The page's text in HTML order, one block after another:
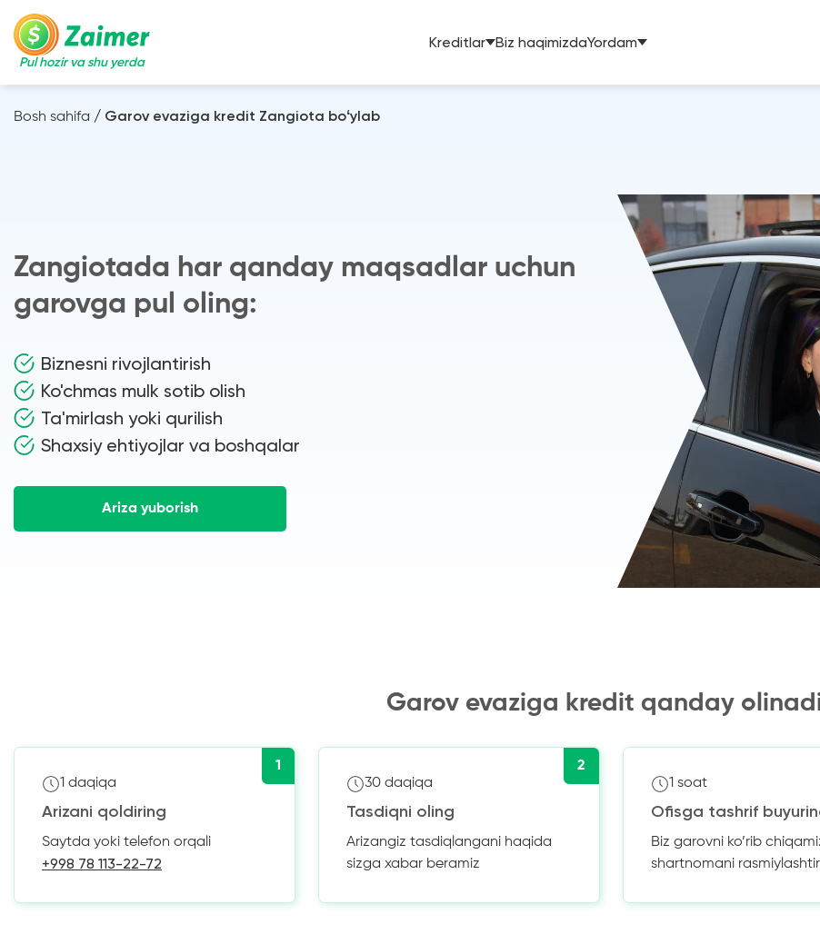
Pul hozir va shu yerda
Kreditlar Biz haqimizdaYordam
Bosh sahifa / Garov evaziga kredit Zangiota boʻylab
Zangiotada har qanday maqsadlar uchun
garovga pul oling:
Biznesni rivojlantirish
Ko'chmas mulk sotib olish
Ta'mirlash yoki qurilish
Shaxsiy ehtiyojlar va boshqalar
Ariza yuborish
Garov evaziga kredit qanday
1
1 daqiqa
Arizani qoldiring
Saytda yoki telefon orqali
+998 78 113-22-72
2
30 daqiqa
Tasdiqni oling
Arizangiz tasdiqlangani haqida
sizga xabar beramiz
1 soat
Ofisga tashrif
Biz garovni ko’rib
shartnomani